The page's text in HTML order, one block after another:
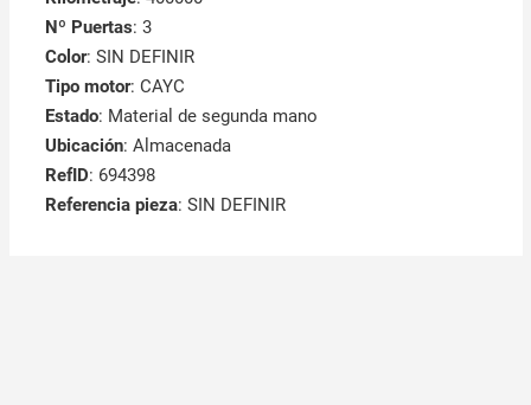
Nº Puertas: 3
Color: SIN DEFINIR
Tipo motor: CAYC
Estado: Material de segunda mano
Ubicación: Almacenada
RefID: 694398
Referencia pieza: SIN DEFINIR